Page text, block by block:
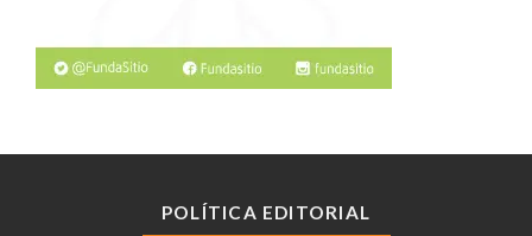
POLÍTICA EDITORIAL